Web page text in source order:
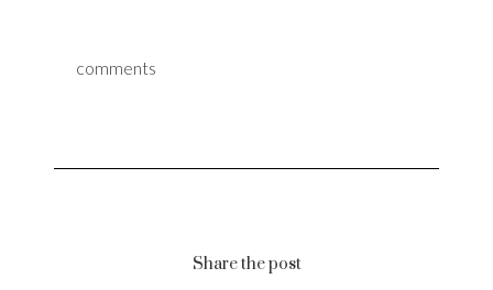
comments
Share the post